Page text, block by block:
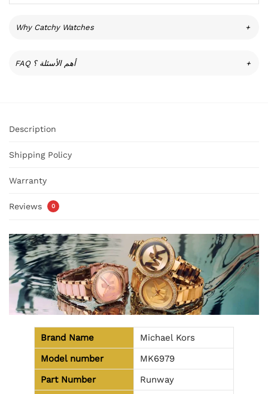
Why Catchy Watches +
FAQ أهم الأسئلة ؟ +
Description
Shipping Policy
Warranty
Reviews 0
Brand Name
Michael Kors
Model number
MK6979
Part Number
Runway